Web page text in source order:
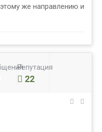
же направлению и
Репутация
22